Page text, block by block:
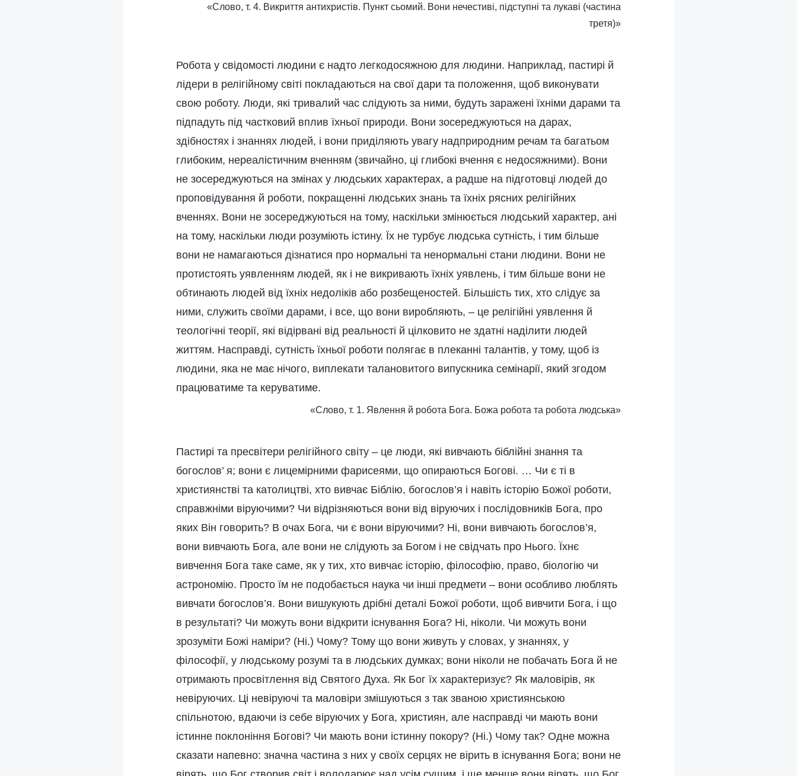
«Слово, т. 4. Викриття антихристів. Пункт сьомий. Вони нечестиві, підступні та лукаві (частина
третя)»
Робота у свідомості людини є надто легкодосяжною для людини. Наприклад, пастирі й
лідери в релігійному світі покладаються на свої дари та положення, щоб виконувати
свою роботу. Люди, які тривалий час слідують за ними, будуть заражені їхніми дарами та
підпадуть під частковий вплив їхньої природи. Вони зосереджуються на дарах,
здібностях і знаннях людей, і вони приділяють увагу надприродним речам та багатьом
глибоким, нереалістичним вченням (звичайно, ці глибокі вчення є недосяжними). Вони
не зосереджуються на змінах у людських характерах, а радше на підготовці людей до
проповідування й роботи, покращенні людських знань та їхніх рясних релігійних
вченнях. Вони не зосереджуються на тому, наскільки змінюється людський характер, ані
на тому, наскільки люди розуміють істину. Їх не турбує людська сутність, і тим більше
вони не намагаються дізнатися про нормальні та ненормальні стани людини. Вони не
протистоять уявленням людей, як і не викривають їхніх уявлень, і тим більше вони не
обтинають людей від їхніх недоліків або розбещеностей. Більшість тих, хто слідує за
ними, служить своїми дарами, і все, що вони виробляють, – це релігійні уявлення й
теологічні теорії, які відірвані від реальності й цілковито не здатні наділити людей
життям. Насправді, сутність їхньої роботи полягає в плеканні талантів, у тому, щоб із
людини, яка не має нічого, виплекати талановитого випускника семінарії, який згодом
працюватиме та керуватиме.
«Слово, т. 1. Явлення й робота Бога. Божа робота та робота людська»
Пастирі та пресвітери релігійного світу – це люди, які вивчають біблійні знання та
богослов’ я; вони є лицемірними фарисеями, що опираються Богові. … Чи є ті в
християнстві та католицтві, хто вивчає Біблію, богослов’я і навіть історію Божої роботи,
справжніми віруючими? Чи відрізняються вони від віруючих і послідовників Бога, про
яких Він говорить? В очах Бога, чи є вони віруючими? Ні, вони вивчають богослов’я,
вони вивчають Бога, але вони не слідують за Богом і не свідчать про Нього. Їхнє
вивчення Бога таке саме, як у тих, хто вивчає історію, філософію, право, біологію чи
астрономію. Просто їм не подобається наука чи інші предмети – вони особливо люблять
вивчати богослов’я. Вони вишукують дрібні деталі Божої роботи, щоб вивчити Бога, і що
в результаті? Чи можуть вони відкрити існування Бога? Ні, ніколи. Чи можуть вони
зрозуміти Божі наміри? (Ні.) Чому? Тому що вони живуть у словах, у знаннях, у
філософії, у людському розумі та в людських думках; вони ніколи не побачать Бога й не
отримають просвітлення від Святого Духа. Як Бог їх характеризує? Як маловірів, як
невіруючих. Ці невіруючі та маловіри змішуються з так званою християнською
спільнотою, вдаючи із себе віруючих у Бога, християн, але насправді чи мають вони
істинне поклоніння Богові? Чи мають вони істинну покору? (Ні.) Чому так? Одне можна
сказати напевно: значна частина з них у своїх серцях не вірить в існування Бога; вони не